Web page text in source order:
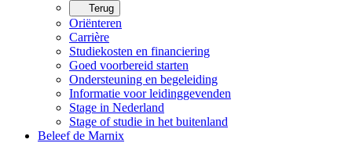
Terug
Oriënteren
Carrière
Studiekosten en financiering
Goed voorbereid starten
Ondersteuning en begeleiding
Informatie voor leidinggevenden
Stage in Nederland
Stage of studie in het buitenland
Beleef de Marnix